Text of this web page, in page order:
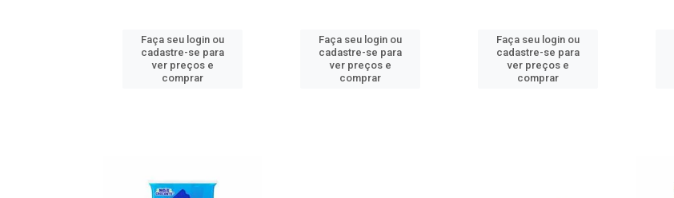
Faça seu login ou
cadastre-se para
ver preços e
comprar
Faça seu login ou
cadastre-se para
ver preços e
comprar
Faça seu login ou
cadastre-se para
ver preços e
comprar